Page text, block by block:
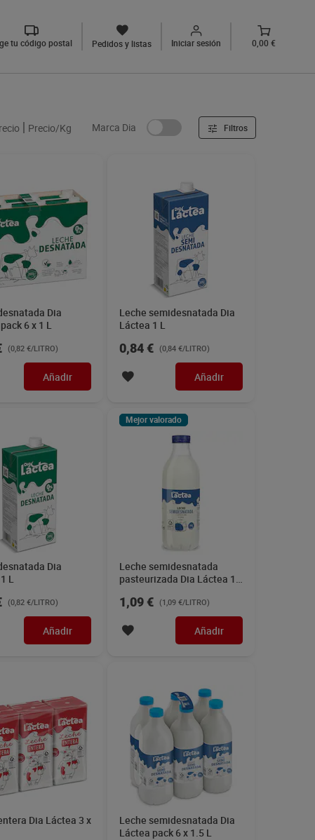
tu código postal Pedidos y listas Iniciar sesión 0,00 €
Precio/Kg Marca Dia Filtros
Dia
6 x 1 L
(0,82 €/LITRO)
Añadir
Leche semidesnatada Dia
Láctea 1 L
0,84 € (0,84 €/LITRO)
Añadir
Dia
L
(0,82 €/LITRO)
Añadir
Mejor valorado
Leche semidesnatada
pasteurizada Dia Láctea 1
1,09 € (1,09 €/LITRO)
Añadir
Dia Láctea 3 x
Leche semidesnatada Dia
Láctea pack 6 x 1.5 L